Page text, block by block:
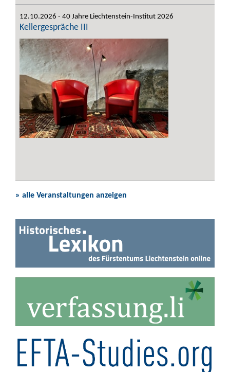
12.10.2026 - 40 Jahre Liechtenstein-Institut 2026
Kellergespräche III
» alle Veranstaltungen anzeigen